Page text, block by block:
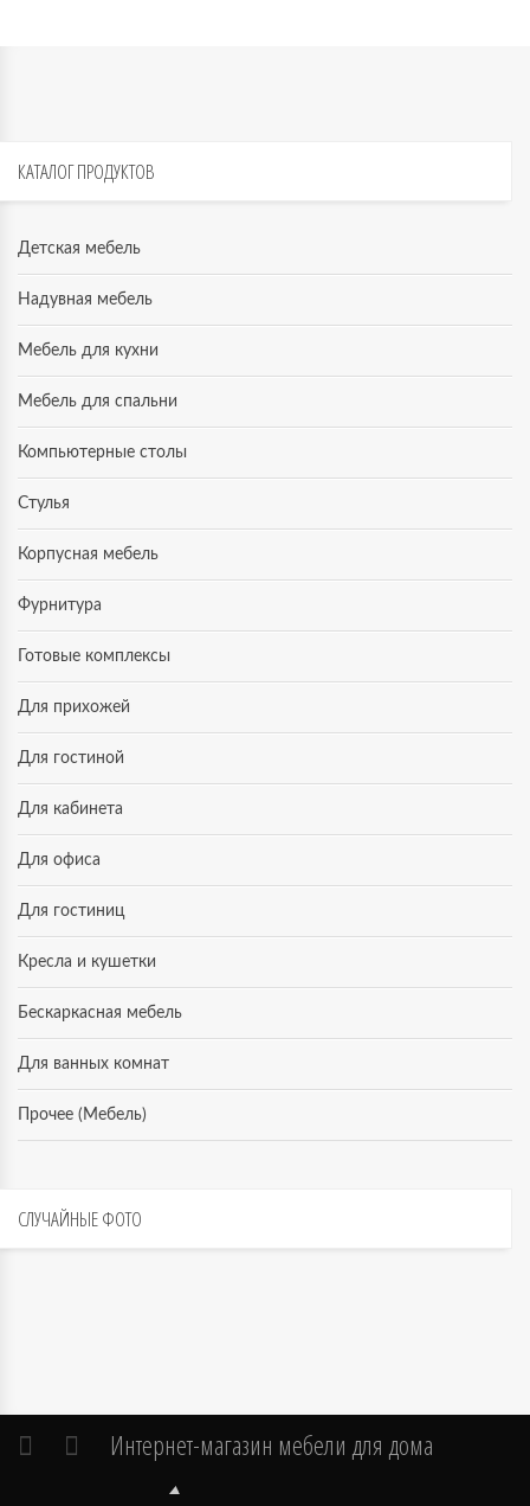
КАТАЛОГПРОДУКТОВ
Детская мебель
Надувная мебель
Мебель для кухни
Мебель для спальни
Компьютерные столы
Стулья
Корпусная мебель
Фурнитура
Готовые комплексы
Для прихожей
Для гостиной
Для кабинета
Для офиса
Для гостиниц
Кресла и кушетки
Бескаркасная мебель
Для ванных комнат
Прочее (Мебель)
СЛУЧАЙНЫЕФОТО
Интернет-магазин мебели для дома